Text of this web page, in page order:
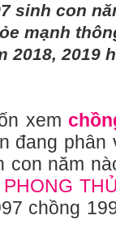
sinh con
mạnh
2019
xem
đang phân
năm
chồng